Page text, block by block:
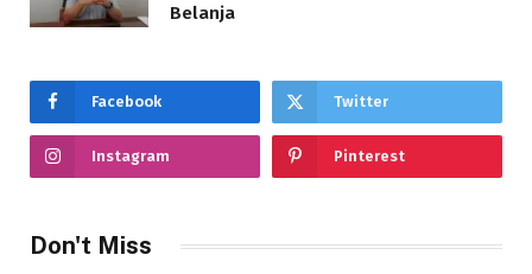
Belanja
Facebook Twitter
Instagram Pinterest
Don't Miss